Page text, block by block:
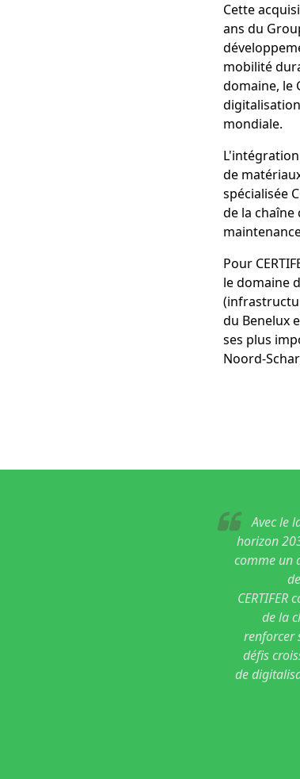
Cette
ans du
mobilité
domaine, le
mondiale.
de
spécialisée
de la chaîne
Pour
le domaine
du Benelux
ses plus
Noord-
Avec le
horizon
comme un
de la
renforcer
défis
de